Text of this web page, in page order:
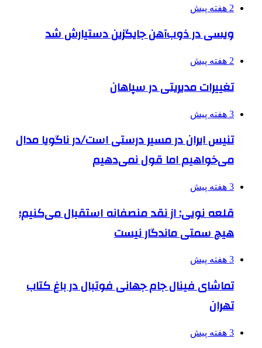
2 هفته پیش
ویسی در ذوب‌آهن جایگزین دستیارش شد
2 هفته پیش
تغییرات مدیریتی در سپاهان
3 هفته پیش
تنیس ایران در مسیر درستی است/در ناگویا مدال
می‌خواهیم اما قول نمی‌دهیم
3 هفته پیش
قلعه نویی: از نقد منصفانه استقبال می‌کنیم؛
هیچ سمتی ماندگار نیست
3 هفته پیش
تماشای فینال جام جهانی فوتبال در باغ کتاب
تهران
3 هفته پیش